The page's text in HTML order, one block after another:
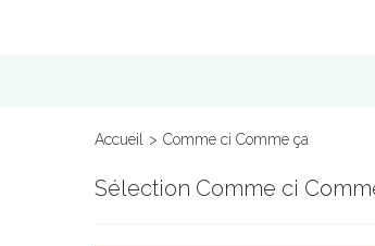
Accueil > Comme ci Comme ça
Sélection Comme ci